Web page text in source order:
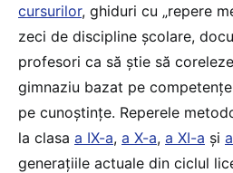
cursurilor, ghiduri cu „repere
zeci de discipline școlare,
profesori ca să știe să
gimnaziu bazat pe
pe cunoștințe. Reperele
la clasa a IX-a, a X-a, a XI-a și
generațiile actuale din ciclul